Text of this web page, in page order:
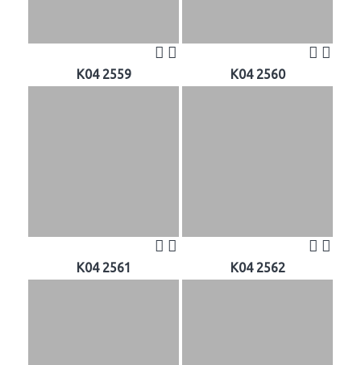
K04 2559 K04 2560
K04 2561 K04 2562